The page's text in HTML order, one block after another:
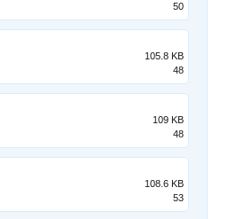
50
105.8 KB
48
109 KB
48
108.6 KB
53